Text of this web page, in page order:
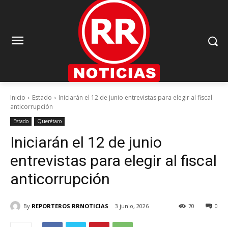
Inicio Estado
Iniciarán el 12 de junio entrevistas para elegir al fiscal
anticorrupción
Estado Querétaro
Iniciarán el 12 de junio
entrevistas para elegir al fiscal
anticorrupción
By REPORTEROS RRNOTICIAS 3 junio, 2026 0
70